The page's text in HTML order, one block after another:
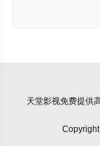
天堂影视免费提供